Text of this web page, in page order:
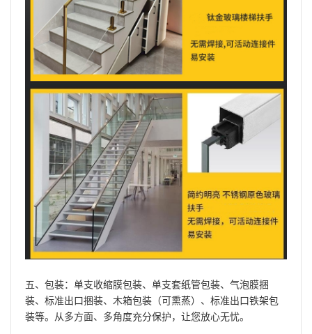
五、包装：单支收缩膜包装、单支套纸管包装、气泡膜捆
装、标准出口捆装、木箱包装（可熏蒸）、标准出口铁架包
装等。从多方面、多角度充分保护，让您放心无忧。